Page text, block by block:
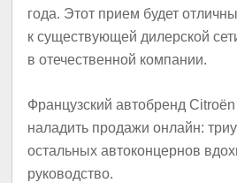
года. Этот прием будет
к существующей дилерской
в отечественной компании.
Французский автобренд
наладить продажи онлайн:
остальных автоконцернов
руководство.